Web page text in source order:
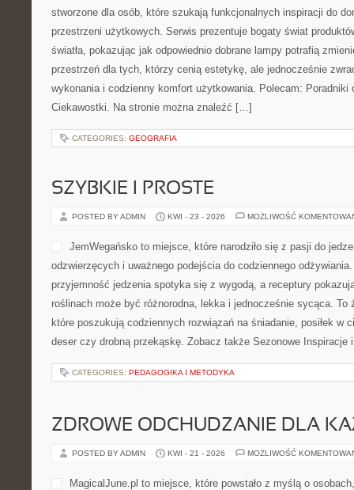
stworzone dla osób, które szukają funkcjonalnych inspiracji do
przestrzeni użytkowych. Serwis prezentuje bogaty świat
światła, pokazując jak odpowiednio dobrane lampy potrafią
przestrzeń dla tych, którzy cenią estetykę, ale jednocześnie
wykonania i codzienny komfort użytkowania. Polecam: Poradniki
Ciekawostki. Na stronie można znaleźć […]
CATEGORIES: GEOGRAFIA
SZYBKIE I PROSTE
POSTED BY ADMIN KWI - 23 - 2026 MOŻLIWOŚĆ
JemWegańsko to miejsce, które narodziło się z pasji do
odzwierzęcych i uważnego podejścia do codziennego
przyjemność jedzenia spotyka się z wygodą, a receptury
roślinach może być różnorodna, lekka i jednocześnie sycąca. To
które poszukują codziennych rozwiązań na śniadanie, posiłek w
deser czy drobną przekąskę. Zobacz także Sezonowe
CATEGORIES: PEDAGOGIKA I METODYKA
ZDROWE ODCHUDZANIE DLA
POSTED BY ADMIN KWI - 21 - 2026 MOŻLIWOŚĆ
MagicalJune.pl to miejsce, które powstało z myślą o